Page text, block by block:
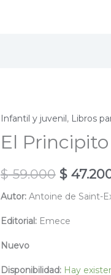
Infantil y juvenil, Libros
El
$59.000 El
precio
original
$
$
Autor: Antoine de Saint-
Editorial: Emece
Nuevo
Disponibilidad: Hay